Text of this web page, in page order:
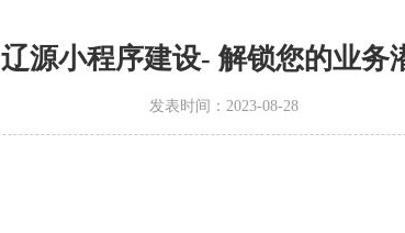
辽源小程序建设- 解锁您的业务
发表时间：2023-08-28